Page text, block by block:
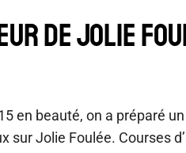
DE JOLIE
en beauté, on a préparé
sur Jolie Foulée. Courses